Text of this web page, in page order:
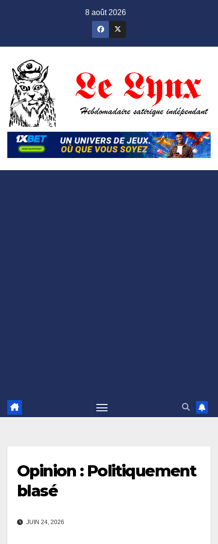
8 août 2026
Opinion : Politiquement
blasé
JUIN 24, 2026